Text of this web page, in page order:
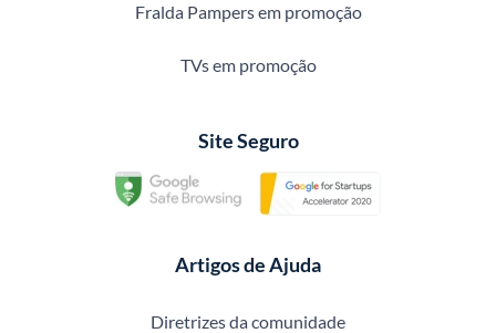
Fralda Pampers em promoção
TVs em promoção
Site Seguro
Artigos de Ajuda
Diretrizes da comunidade